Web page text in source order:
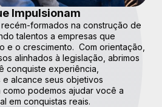
Impulsionam
formados na construção de
talentos a empresas que
e o crescimento. Com orientação,
alinhados à legislação, abrimos
conquiste experiência,
alcance seus objetivos
podemos ajudar você a
em conquistas reais.